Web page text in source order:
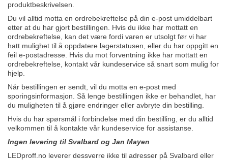
produktbeskrivelsen.
Du vil alltid motta en ordrebekreftelse på din e-post umiddelbart
etter at du har gjort bestillingen. Hvis du ikke har mottatt en
ordrebekreftelse, kan det være fordi varen er utsolgt før vi har
hatt mulighet til å oppdatere lagerstatusen, eller du har oppgitt en
feil e-postadresse. Hvis du mot forventning ikke har mottatt en
ordrebekreftelse, kontakt vår kundeservice så snart som mulig for
hjelp.
Når bestillingen er sendt, vil du motta en e-post med
sporingsinformasjon. Så lenge bestillingen ikke er behandlet, har
du muligheten til å gjøre endringer eller avbryte din bestilling.
Hvis du har spørsmål i forbindelse med din bestilling, er du alltid
velkommen til å kontakte vår kundeservice for assistanse.
Ingen levering til Svalbard og Jan Mayen
LEDproff.no leverer dessverre ikke til adresser på Svalbard eller